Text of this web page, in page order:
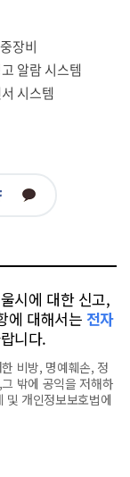
장비
알람 시스템
시스템
카
시에 대한 신고,
에 대해서는 전자
니다.
비방, 명예훼손, 정
밖에 공익을 저해하
및 개인정보보호법에